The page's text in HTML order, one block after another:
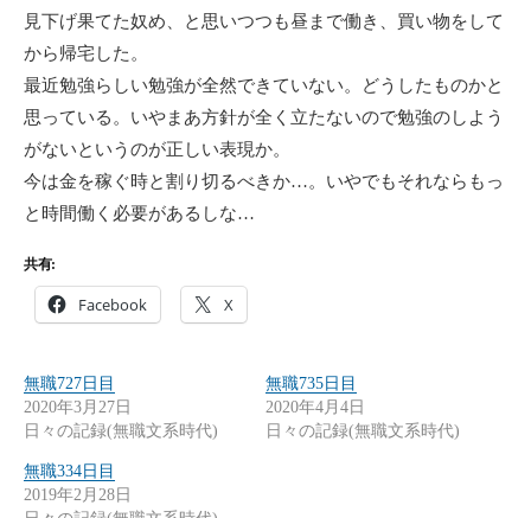
見下げ果てた奴め、と思いつつも昼まで働き、買い物をして
から帰宅した。
最近勉強らしい勉強が全然できていない。どうしたものかと
思っている。いやまあ方針が全く立たないので勉強のしよう
がないというのが正しい表現か。
今は金を稼ぐ時と割り切るべきか…。いやでもそれならもっ
と時間働く必要があるしな…
共有:
Facebook X
無職727日目
2020年3月27日
日々の記録(無職文系時代)
無職735日目
2020年4月4日
日々の記録(無職文系時代)
無職334日目
2019年2月28日